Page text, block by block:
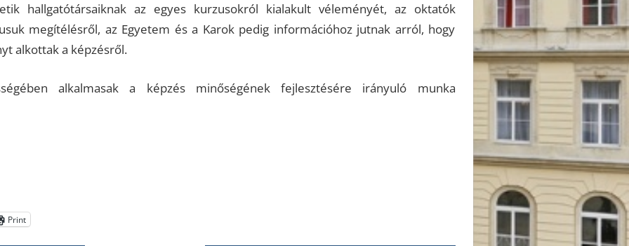
hallgatótársaiknak az egyes kurzusokról kialakult véleményét, az oktatók
megítélésről, az Egyetem és a Karok pedig információhoz jutnak arról, hogy
alkottak a képzésről.
alkalmasak a képzés minőségének fejlesztésére irányuló munka
Print